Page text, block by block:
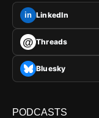
in LinkedIn
@ Threads
Bluesky
PODCASTS